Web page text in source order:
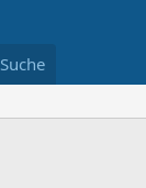
Suche